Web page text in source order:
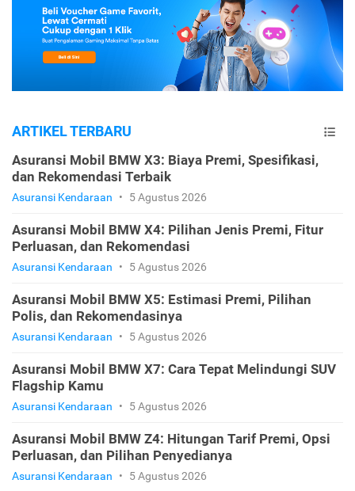
ARTIKEL TERBARU
Asuransi Mobil BMW X3: Biaya Premi, Spesifikasi,
dan Rekomendasi Terbaik
Asuransi Kendaraan • 5 Agustus 2026
Asuransi Mobil BMW X4: Pilihan Jenis Premi, Fitur
Perluasan, dan Rekomendasi
Asuransi Kendaraan • 5 Agustus 2026
Asuransi Mobil BMW X5: Estimasi Premi, Pilihan
Polis, dan Rekomendasinya
Asuransi Kendaraan • 5 Agustus 2026
Asuransi Mobil BMW X7: Cara Tepat Melindungi SUV
Flagship Kamu
Asuransi Kendaraan • 5 Agustus 2026
Asuransi Mobil BMW Z4: Hitungan Tarif Premi, Opsi
Perluasan, dan Pilihan Penyedianya
Asuransi Kendaraan • 5 Agustus 2026